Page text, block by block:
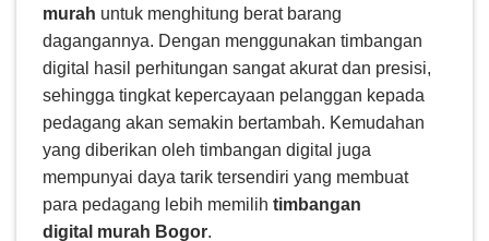
murah untuk menghitung berat barang
dagangannya. Dengan menggunakan timbangan
digital hasil perhitungan sangat akurat dan presisi,
sehingga tingkat kepercayaan pelanggan kepada
pedagang akan semakin bertambah. Kemudahan
yang diberikan oleh timbangan digital juga
mempunyai daya tarik tersendiri yang membuat
para pedagang lebih memilih timbangan
digital murah Bogor.